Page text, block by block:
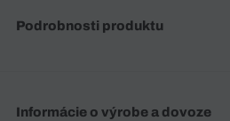
Podrobnosti produktu
Informácie o výrobe a dovoze